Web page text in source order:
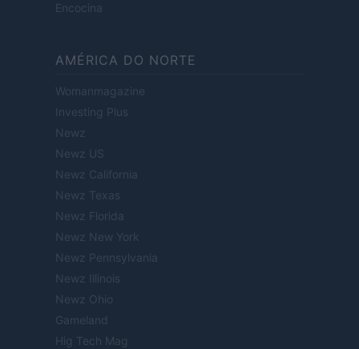
Encocina
AMÉRICA DO NORTE
Womanmagazine
Investing Plus
Newz
Newz US
Newz California
Newz Texas
Newz Florida
Newz New York
Newz Pennsylvania
Newz Illinois
Newz Ohio
Gameland
Hig Tech Mag